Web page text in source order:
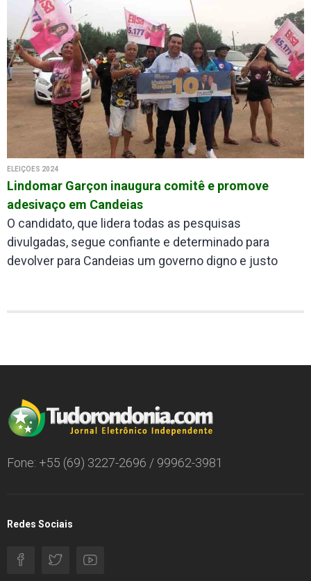
ELEIÇÕES 2024
Lindomar Garçon inaugura comitê e promove
adesivaço em Candeias
O candidato, que lidera todas as pesquisas
divulgadas, segue confiante e determinado para
devolver para Candeias um governo digno e justo
Fone: +55 (69) 3227-2696 / 99962-3981
Redes Sociais